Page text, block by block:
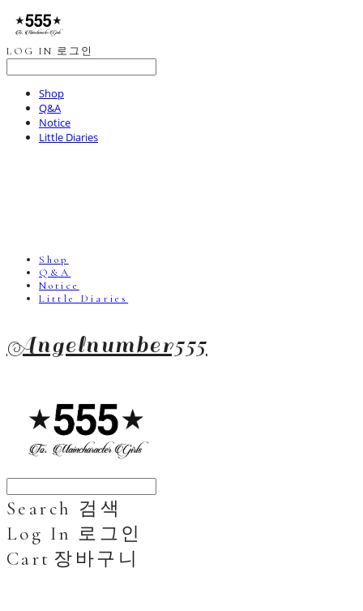
LOG IN 로그인
Shop
Q&A
Notice
Little Diaries
Shop
Q&A
Notice
Little Diaries
Angelnumber555
Search 검색
Log In 로그인
Cart 장바구니